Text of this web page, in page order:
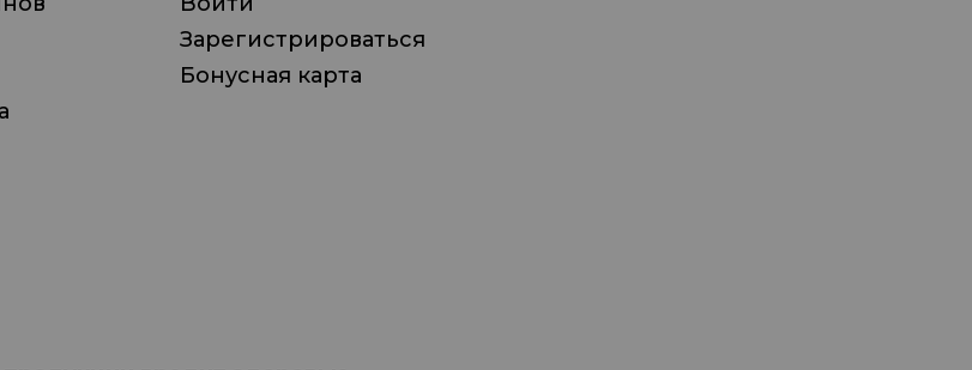
Зарегистрироваться
Бонусная карта